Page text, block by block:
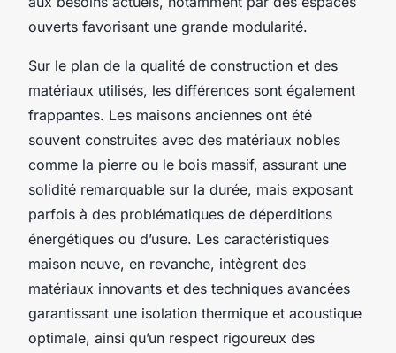
ouverts favorisant une grande modularité.
Sur le plan de la qualité de construction et des
matériaux utilisés, les différences sont également
frappantes. Les maisons anciennes ont été
souvent construites avec des matériaux nobles
comme la pierre ou le bois massif, assurant une
solidité remarquable sur la durée, mais exposant
parfois à des problématiques de déperditions
énergétiques ou d’usure. Les caractéristiques
maison neuve, en revanche, intègrent des
matériaux innovants et des techniques avancées
garantissant une isolation thermique et acoustique
optimale, ainsi qu’un respect rigoureux des